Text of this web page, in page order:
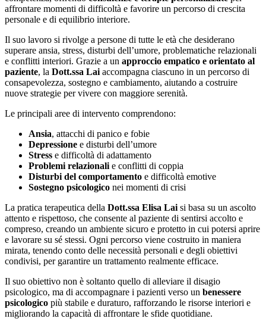
affrontare momenti di difficoltà e favorire un percorso di crescita
personale e di equilibrio interiore.
Il suo lavoro si rivolge a persone di tutte le età che desiderano
superare ansia, stress, disturbi dell’umore, problematiche relazionali
e conflitti interiori. Grazie a un approccio empatico e orientato al
paziente, la Dott.ssa Lai accompagna ciascuno in un percorso di
consapevolezza, sostegno e cambiamento, aiutando a costruire
nuove strategie per vivere con maggiore serenità.
Le principali aree di intervento comprendono:
Ansia, attacchi di panico e fobie
Depressione e disturbi dell’umore
Stress e difficoltà di adattamento
Problemi relazionali e conflitti di coppia
Disturbi del comportamento e difficoltà emotive
Sostegno psicologico nei momenti di crisi
La pratica terapeutica della Dott.ssa Elisa Lai si basa su un ascolto
attento e rispettoso, che consente al paziente di sentirsi accolto e
compreso, creando un ambiente sicuro e protetto in cui potersi aprire
e lavorare su sé stessi. Ogni percorso viene costruito in maniera
mirata, tenendo conto delle necessità personali e degli obiettivi
condivisi, per garantire un trattamento realmente efficace.
Il suo obiettivo non è soltanto quello di alleviare il disagio
psicologico, ma di accompagnare i pazienti verso un benessere
psicologico più stabile e duraturo, rafforzando le risorse interiori e
migliorando la capacità di affrontare le sfide quotidiane.